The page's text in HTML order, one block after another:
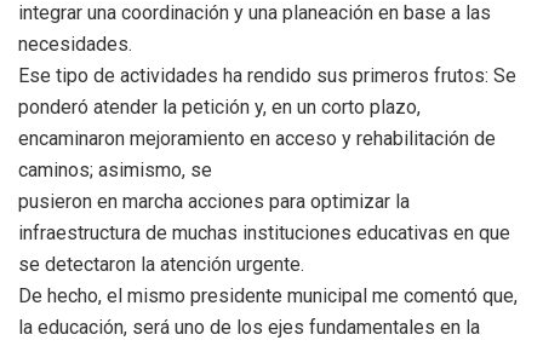
integrar una coordinación y una planeación en base a las
necesidades.
Ese tipo de actividades ha rendido sus primeros frutos: Se
ponderó atender la petición y, en un corto plazo,
encaminaron mejoramiento en acceso y rehabilitación de
caminos; asimismo, se
pusieron en marcha acciones para optimizar la
infraestructura de muchas instituciones educativas en que
se detectaron la atención urgente.
De hecho, el mismo presidente municipal me comentó que,
la educación, será uno de los ejes fundamentales en la